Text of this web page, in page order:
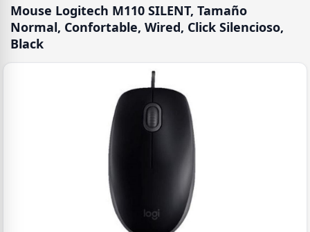
Mouse Logitech M110 SILENT, Tamaño
Normal, Confortable, Wired, Click Silencioso,
Black